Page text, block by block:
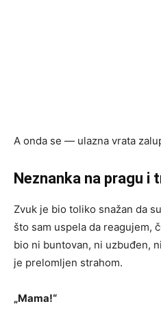
A onda se — ulazna vrata
Neznanka na pragu i
Zvuk je bio toliko snažan da
što sam uspela da reagujem,
bio ni buntovan, ni uzbuđen,
je prelomljen strahom.
„Mama!“